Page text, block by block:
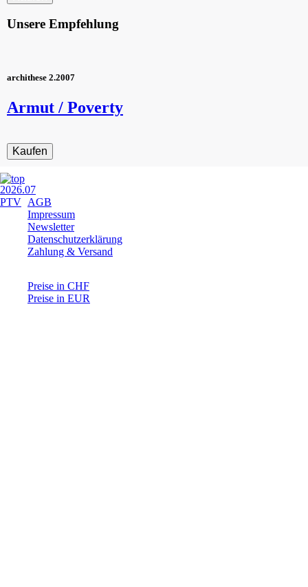
Unsere Empfehlung
archithese 2.2007
Armut / Poverty
Navigation
überspringen
AGB
Impressum
Newsletter
Datenschutzerklärung
Zahlung & Versand
Preise in CHF
Preise in EUR